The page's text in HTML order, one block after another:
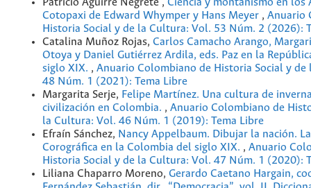
Cotopaxi de Edward Whymper y Hans Meyer , Anuario
Historia Social y de la Cultura: Vol. 53 Núm. 2 (2026):
Catalina Muñoz Rojas, Carlos Camacho Arango,
Otoya y Daniel Gutiérrez Ardila, eds. Paz en la
siglo XIX. , Anuario Colombiano de Historia Social y
48 Núm. 1 (2021): Tema Libre
Margarita Serje, Felipe Martínez. Una cultura de
civilización en Colombia. , Anuario Colombiano de
la Cultura: Vol. 46 Núm. 1 (2019): Tema Libre
Efraín Sánchez, Nancy Appelbaum. Dibujar la nación.
Corográfica en la Colombia del siglo XIX. , Anuario
Historia Social y de la Cultura: Vol. 47 Núm. 1 (2020):
Liliana Chaparro Moreno, Gerardo Caetano Hargain,